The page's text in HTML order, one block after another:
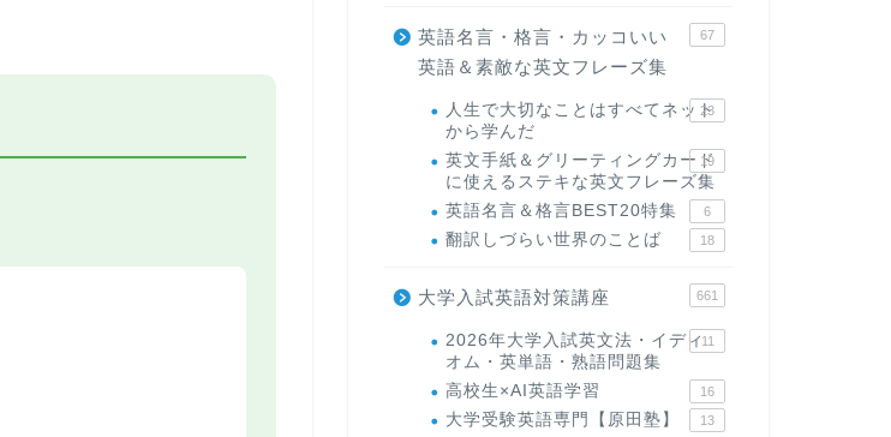
英語名言・格言・カッコいい
英語＆素敵な英文フレーズ集
67
人生で大切なことはすべてネット
から学んだ
23
英文手紙＆グリーティングカード
に使えるステキな英文フレーズ集
19
英語名言＆格言BEST20特集 6
翻訳しづらい世界のことば 18
大学入試英語対策講座 661
2026年大学入試英文法・イディ
オム・英単語・熟語問題集
11
高校生×AI英語学習 16
大学受験英語専門【原田塾】 13